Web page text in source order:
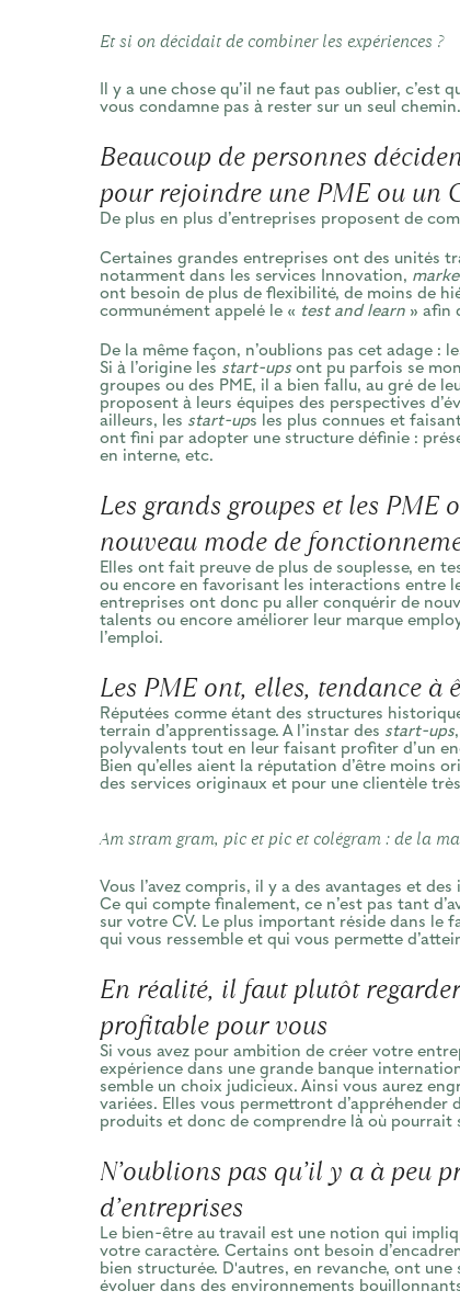
Et si on décidait de combiner les expériences ?
Il y a une chose qu’il ne faut pas oublier, c’est
vous condamne pas à rester sur un seul chemin.
Beaucoup de personnes
pour rejoindre une PME ou un
De plus en plus d’entreprises proposent de
Certaines grandes entreprises ont des unités
notamment dans les services Innovation,
ont besoin de plus de flexibilité, de moins de
communément appelé le « test and learn» afin
De la même façon, n’oublions pas cet adage :
Si à l’origine les start-upsont pu parfois se
groupes ou des PME, il a bien fallu, au gré de
proposent à leurs équipes des perspectives
ailleurs, les start-ups les plus connues et
ont fini par adopter une structure définie :
en interne, etc.
Les grands groupes et les PME
nouveau mode de
Elles ont fait preuve de plus de souplesse, en
ou encore en favorisant les interactions entre
entreprises ont donc pu aller conquérir de
talents ou encore améliorer leur marque
l’emploi.
Les PME ont, elles, tendance à
Réputées comme étant des structures
terrain d’apprentissage. A l’instar des start-ups
polyvalents tout en leur faisant profiter d’un
Bien qu’elles aient la réputation d’être moins
des services originaux et pour une clientèle
Am stram gram, pic et pic et colégram : de la
Vous l’avez compris, il y a des avantages et
Ce qui compte finalement, ce n’est pas tant
sur votre CV. Le plus important réside dans le
qui vous ressemble et qui vous permette
En réalité, il faut plutôt
profitable pour vous
Si vous avez pour ambition de créer votre
expérience dans une grande banque
semble un choix judicieux. Ainsi vous aurez
variées. Elles vous permettront
produits et donc de comprendre là où pourrait
N’oublions pas qu’il y a à peu
d’entreprises
Le bien-être au travail est une notion qui
votre caractère. Certains ont besoin
bien structurée. D'autres, en revanche, ont
évoluer dans des environnements